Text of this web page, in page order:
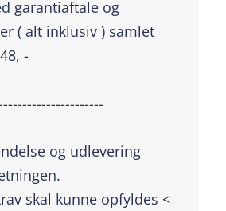
garantiaftale og
( alt inklusiv ) samlet
-
og udlevering
skal kunne opfyldes <